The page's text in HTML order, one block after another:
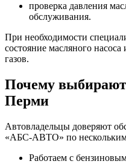
проверка давления
обслуживания.
При необходимости
состояние масляного
газов.
Почему
Перми
Автовладельцы доверяют
«АБС-АВТО» по
Работаем с